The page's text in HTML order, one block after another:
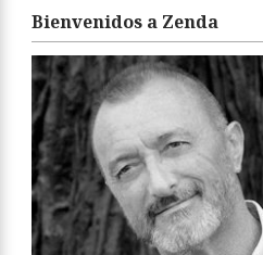
Bienvenidos a Zenda